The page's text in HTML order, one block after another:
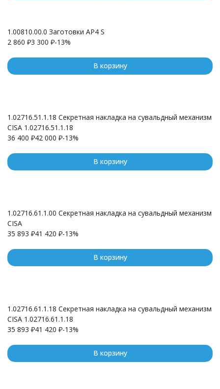
1.00810.00.0 Заготовки AP4 S
2 860 ₽3 300 ₽-13%
В корзину
1.02716.51.1.18 Секретная накладка на сувальдный механизм
CISA 1.02716.51.1.18
36 400 ₽42 000 ₽-13%
В корзину
1.02716.61.1.00 Секретная накладка на сувальдный механизм
CISA
35 893 ₽41 420 ₽-13%
В корзину
1.02716.61.1.18 Секретная накладка на сувальдный механизм
CISA 1.02716.61.1.18
35 893 ₽41 420 ₽-13%
В корзину